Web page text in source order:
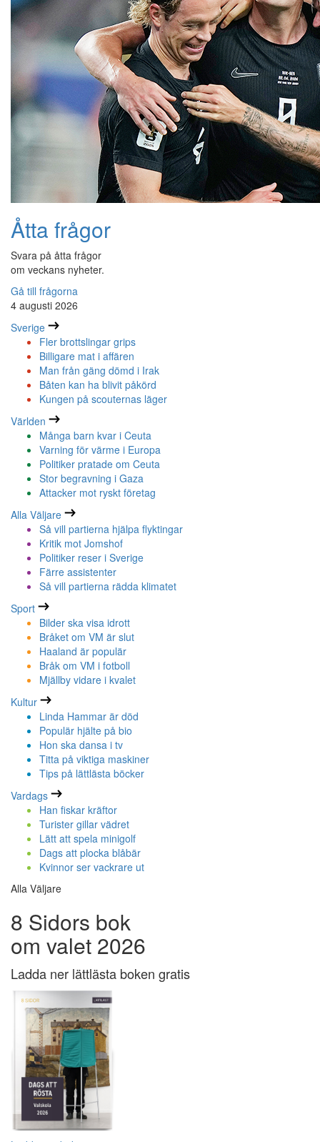
Åtta frågor
Svara på åtta frågor
om veckans nyheter.
Gå till frågorna
4 augusti 2026
Sverige
Fler brottslingar grips
Billigare mat i affären
Man från gäng dömd i Irak
Båten kan ha blivit påkörd
Kungen på scouternas läger
Världen
Många barn kvar i Ceuta
Varning för värme i Europa
Politiker pratade om Ceuta
Stor begravning i Gaza
Attacker mot ryskt företag
Alla Väljare
Så vill partierna hjälpa flyktingar
Kritik mot Jomshof
Politiker reser i Sverige
Färre assistenter
Så vill partierna rädda klimatet
Sport
Bilder ska visa idrott
Bråket om VM är slut
Haaland är populär
Bråk om VM i fotboll
Mjällby vidare i kvalet
Kultur
Linda Hammar är död
Populär hjälte på bio
Hon ska dansa i tv
Titta på viktiga maskiner
Tips på lättlästa böcker
Vardags
Han fiskar kräftor
Turister gillar vädret
Lätt att spela minigolf
Dags att plocka blåbär
Kvinnor ser vackrare ut
Alla Väljare
8 Sidors bok
om valet 2026
Ladda ner lättlästa boken gratis